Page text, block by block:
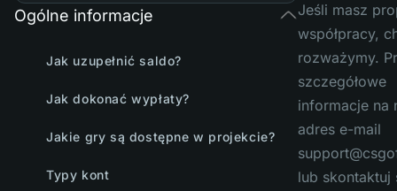
Ogólne informacje
Jak uzupełnić saldo?
Jak dokonać wypłaty?
Jakie gry są dostępne w projekcie?
Typy kont
Jeśli masz
współpracy,
rozważymy.
szczegółowe
informacje na
adres e-mail
lub skontaktuj